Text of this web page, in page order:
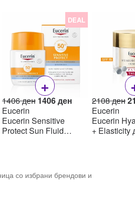
DEAL
+
1406ден Original
was:
1406 ден.
1406ден Current
1406 ден.
Eucerin
Eucerin Sensitive
Protect Sun Fluid
2108ден
Eucerin
Eucerin
+ Elasticity
со избрани брендови и